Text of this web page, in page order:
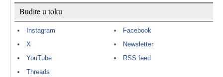
Budite u toku
Instagram
X
YouTube
Threads
Facebook
Newsletter
RSS feed